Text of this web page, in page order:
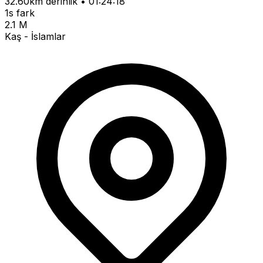
1s fark
2.1 M
Kaş - İslamlar